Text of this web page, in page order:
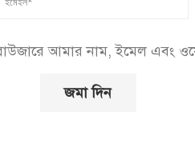
আমার নাম, ইমেল এবং